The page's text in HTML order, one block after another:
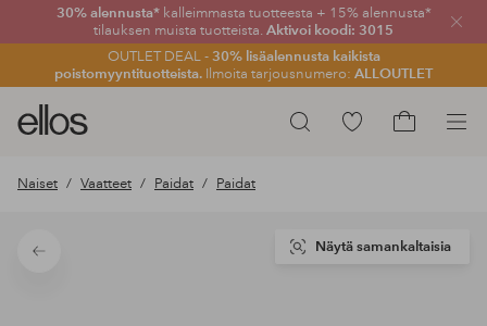
30% alennusta*kalleimmasta tuotteesta + 15% alennusta*
tilauksen muista tuotteista. Aktivoi koodi: 3015
OUTLET DEAL -30% lisäalennusta kaikista
poistomyyntituotteista. Ilmoita tarjousnumero: ALLOUTLET
Sulje
Hae
Ellos-
logo
siirry
Siirry
Naiset Vaatteet Paidat Paidat
Takaisin
Näytä samankaltaisia